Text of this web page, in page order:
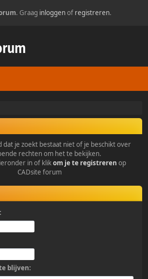
. Graag inloggenof registreren.
dat je zoekt bestaat niet of je beschikt over
rechten om het te bekijken.
in of klikom je te registreren op
CADsite forum
blijven: